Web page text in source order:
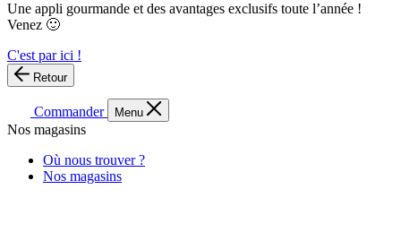
Une appli gourmande et des avantages exclusifs toute l’année !
Venez 🙂
C'est par ici !
Retour
Commander Menu
Nos magasins
Où nous trouver ?
Nos magasins